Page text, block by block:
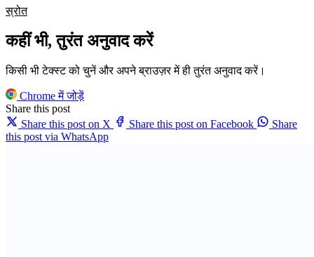
स्रोत
कहीं भी, तुरंत अनुवाद करें
किसी भी टेक्स्ट को चुनें और अपने ब्राउज़र में ही तुरंत अनुवाद करें।
Chrome में जोड़ें
Share this post
Share this post on X
Share this post on Facebook
Share
this post via WhatsApp